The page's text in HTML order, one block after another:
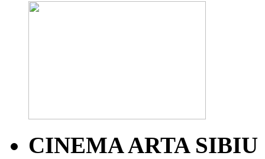
CINEMA ARTA SIBIU